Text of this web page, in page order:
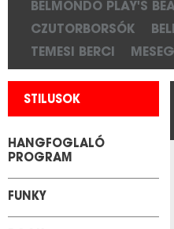
BELMONDO PLAY'S
CZUTORBORSÓK
TEMESI BERCI
STILUSOK
HANGFOGLALÓ
PROGRAM
FUNKY